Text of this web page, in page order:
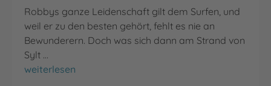
Robbys ganze Leidenschaft gilt dem Surfen, und
weil er zu den besten gehört, fehlt es nie an
Bewunderern. Doch was sich dann am Strand von
Sylt …
Dolphin Rider
weiterlesen